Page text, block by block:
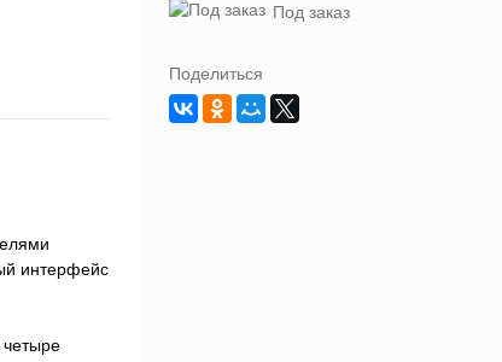
интерфейс
Под заказ
Поделиться